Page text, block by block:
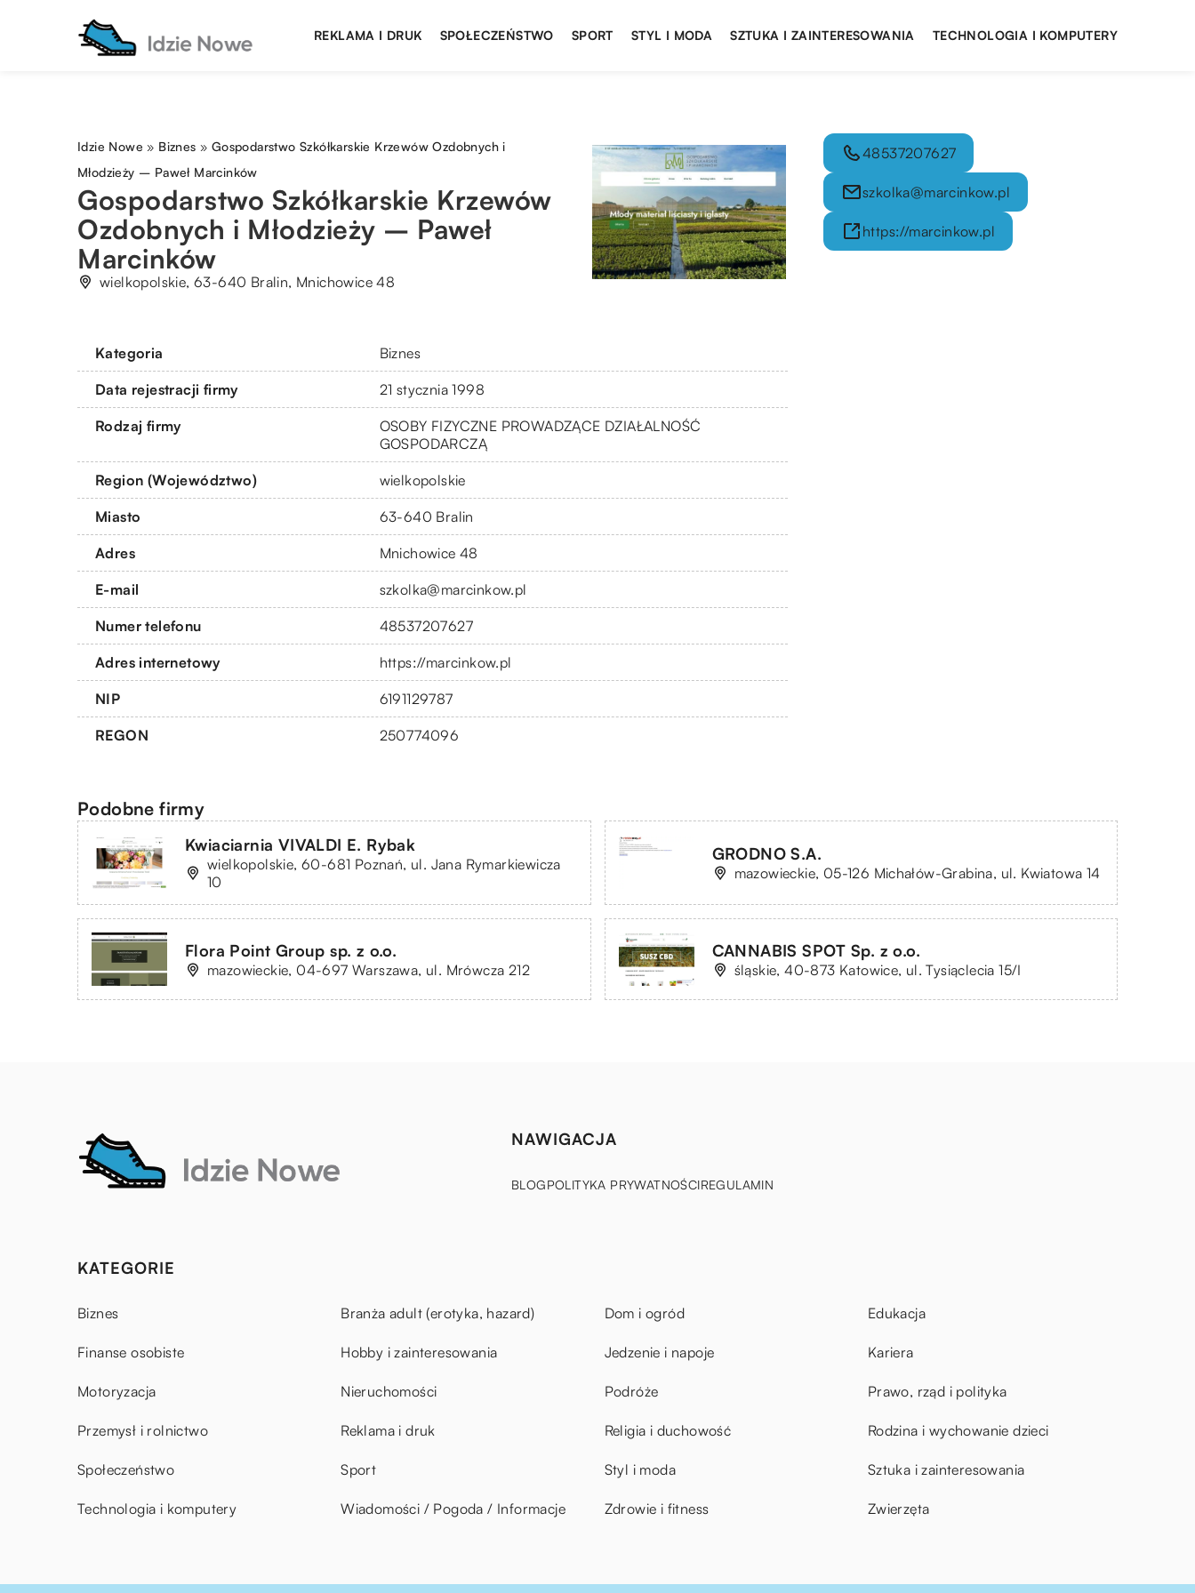
REKLAMA I DRUK SPOŁECZEŃSTWO SPORT STYL I MODA SZTUKA I ZAINTERESOWANIA TECHNOLOGIA I KOMPUTERY
Idzie Nowe » Biznes » Gospodarstwo Szkółkarskie Krzewów Ozdobnych i
Młodzieży – Paweł Marcinków
Gospodarstwo Szkółkarskie Krzewów
Ozdobnych i Młodzieży – Paweł
Marcinków
wielkopolskie, 63-640 Bralin, Mnichowice 48
Kategoria Biznes
Data rejestracji firmy 21 stycznia 1998
Rodzaj firmy
OSOBY FIZYCZNE PROWADZĄCE DZIAŁALNOŚĆ
GOSPODARCZĄ
Region (Województwo) wielkopolskie
Miasto 63-640 Bralin
Adres Mnichowice 48
E-mail szkolka@marcinkow.pl
Numer telefonu 48537207627
Adres internetowy https://marcinkow.pl
NIP 6191129787
REGON 250774096
48537207627
szkolka@marcinkow.pl
https://marcinkow.pl
Podobne firmy
Kwiaciarnia VIVALDI E. Rybak
wielkopolskie, 60-681 Poznań, ul. Jana Rymarkiewicza
10
GRODNO S.A.
mazowieckie, 05-126 Michałów-Grabina, ul. Kwiatowa 14
Flora Point Group sp. z o.o.
mazowieckie, 04-697 Warszawa, ul. Mrówcza 212
CANNABIS SPOT Sp. z o.o.
śląskie, 40-873 Katowice, ul. Tysiąclecia 15/I
NAWIGACJA
BLOGPOLITYKA PRYWATNOŚCIREGULAMIN
KATEGORIE
Biznes Branża adult (erotyka, hazard) Dom i ogród Edukacja
Finanse osobiste Hobby i zainteresowania Jedzenie i napoje Kariera
Motoryzacja Nieruchomości Podróże Prawo, rząd i polityka
Przemysł i rolnictwo Reklama i druk Religia i duchowość Rodzina i wychowanie dzieci
Społeczeństwo Sport Styl i moda Sztuka i zainteresowania
Technologia i komputery Wiadomości / Pogoda / Informacje Zdrowie i fitness Zwierzęta